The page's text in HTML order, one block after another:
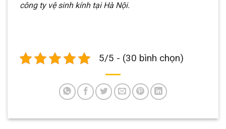
công ty vệ sinh kính tại Hà Nội.
5/5 - (30 bình chọn)